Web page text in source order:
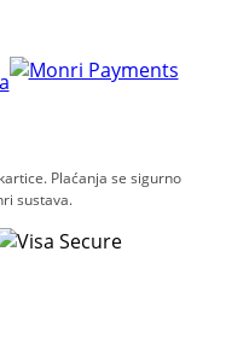
Plaćanja se sigurno
sustava.